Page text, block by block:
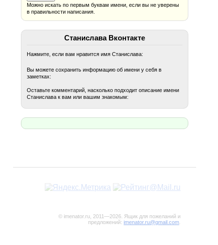
Можно искать по первым буквам имени, если вы не уверены
в правильности написания.
Станислава Вконтакте
Нажмите, если вам нравится имя Станислава:
Вы можете сохранить информацию об имени у себя в
заметках:
Оставьте комментарий, насколько подходит описание имени
Станислава к вам или вашим знакомым:
© imenator.ru, 2011—2026. Ящик для пожеланий и
предложений:imenator.ru@gmail.com